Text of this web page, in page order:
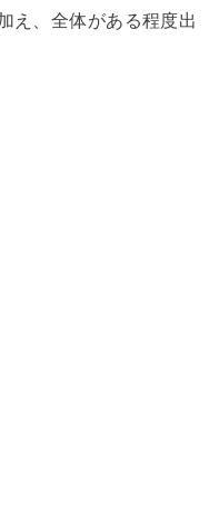
え、全体がある程度出